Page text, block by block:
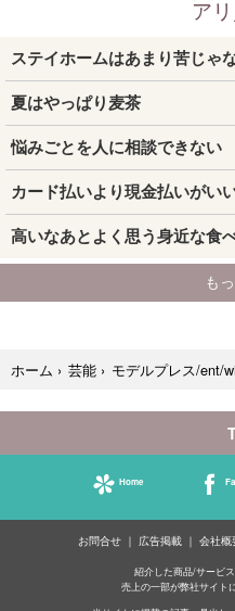
ホーム › 芸能 › モデルプレス/ent/
Home
お問合せ 広告掲載 会社概
紹介した商品/サービ
売上の一部が弊社サイト